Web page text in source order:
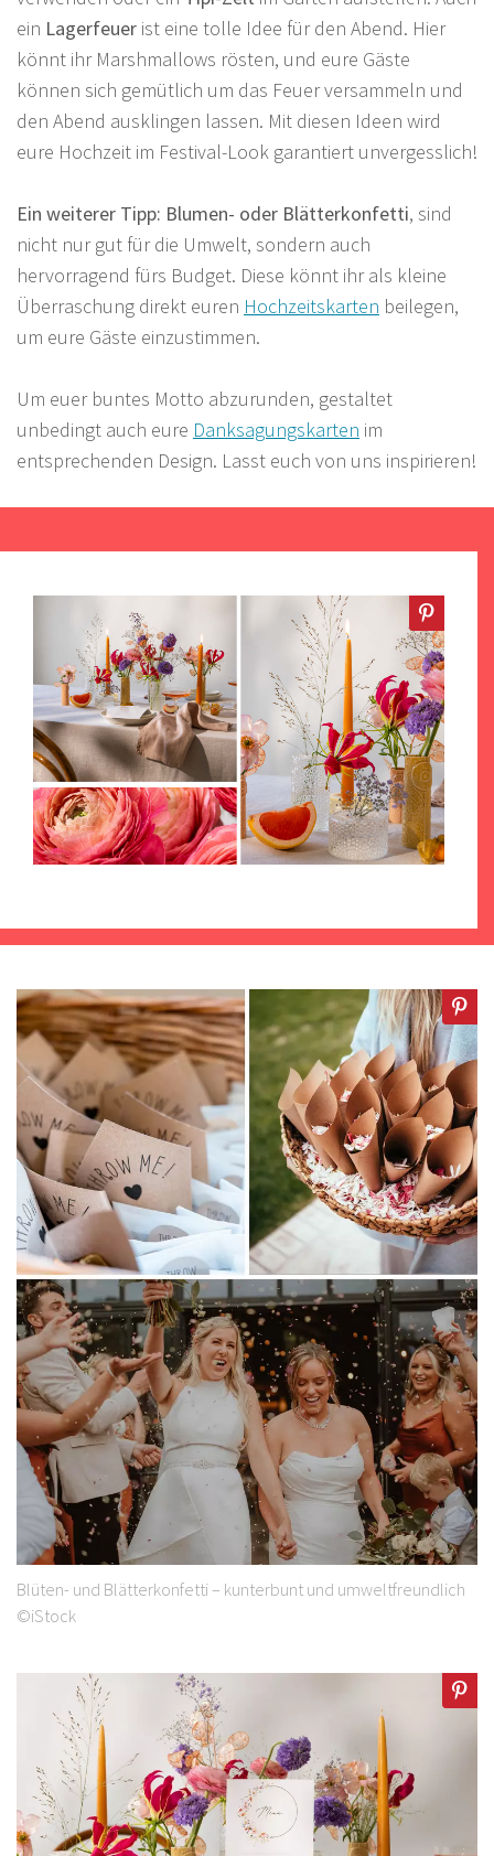
ein Lagerfeuer ist eine tolle Idee für den Abend. Hier
könnt ihr Marshmallows rösten, und eure Gäste
können sich gemütlich um das Feuer versammeln und
den Abend ausklingen lassen. Mit diesen Ideen wird
eure Hochzeit im Festival-Look garantiert unvergesslich!
Ein weiterer Tipp: Blumen- oder Blätterkonfetti, sind
nicht nur gut für die Umwelt, sondern auch
hervorragend fürs Budget. Diese könnt ihr als kleine
Überraschung direkt euren Hochzeitskarten beilegen,
um eure Gäste einzustimmen.
Um euer buntes Motto abzurunden, gestaltet
unbedingt auch eure Danksagungskarten im
entsprechenden Design. Lasst euch von uns inspirieren!
Blüten- und Blätterkonfetti – kunterbunt und umweltfreundlich
©iStock